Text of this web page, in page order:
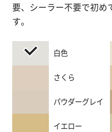
施
工
例
ラ
要、シーラー不要で初め
す。
白色
さくら
パウダーグレイ
イエロー